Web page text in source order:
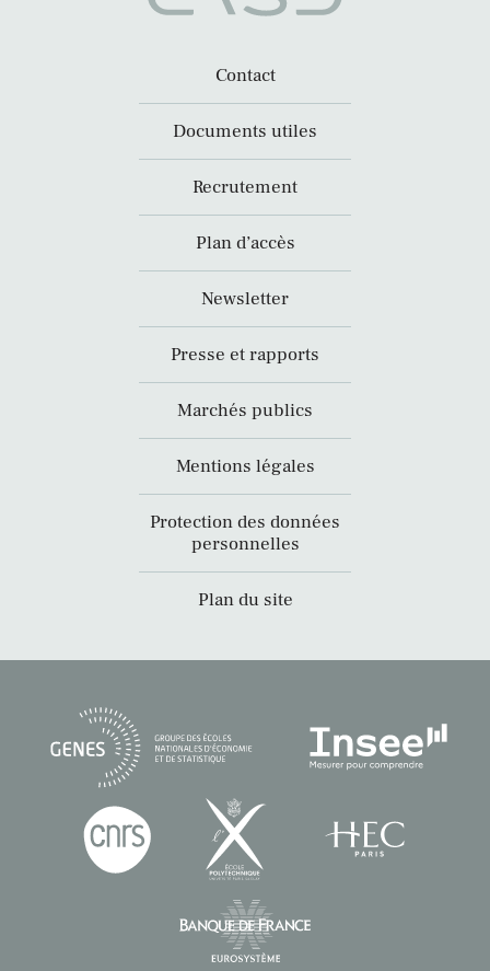
Contact
Documents utiles
Recrutement
Plan d’accès
Newsletter
Presse et rapports
Marchés publics
Mentions légales
Protection des données
personnelles
Plan du site